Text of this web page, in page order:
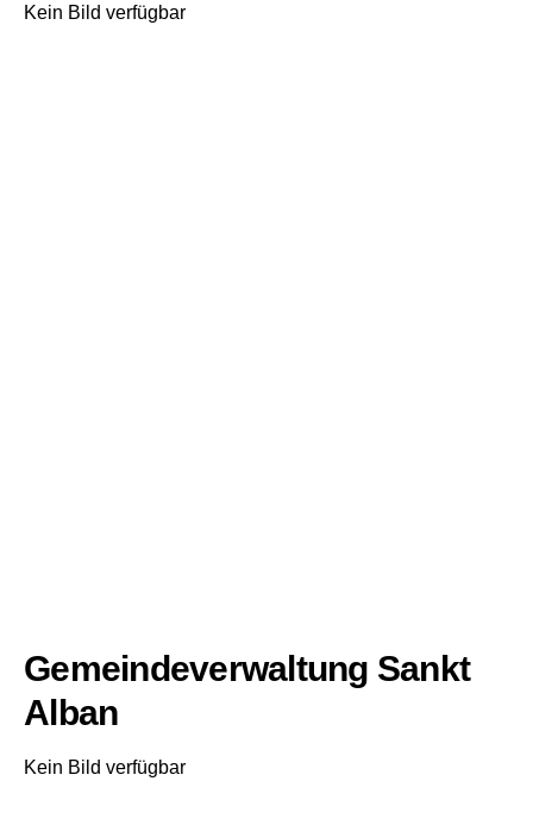
Kein Bild verfügbar
Gemeindeverwaltung Sankt
Alban
Kein Bild verfügbar